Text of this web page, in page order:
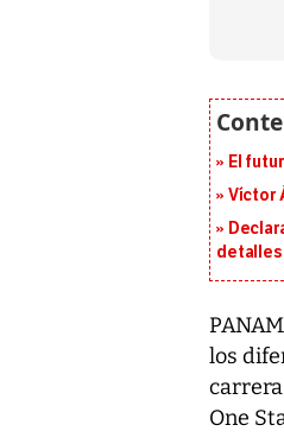
El
Víctor
detalles
los
One